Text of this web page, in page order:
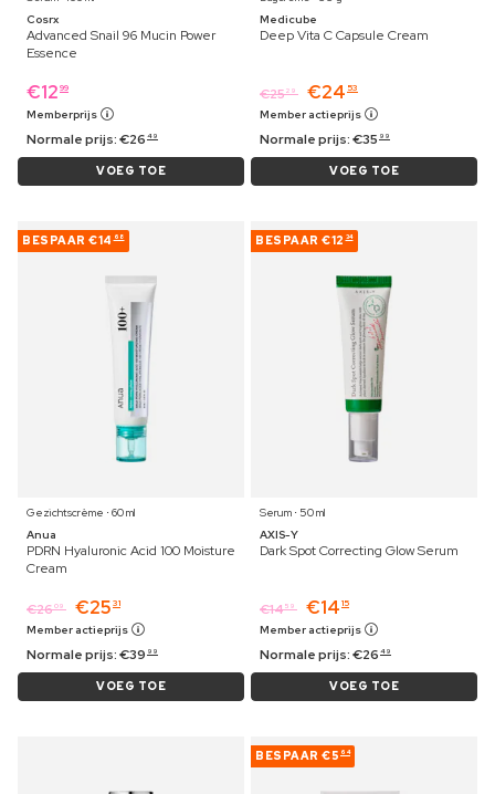
Cosrx
Advanced Snail 96 Mucin Power
Essence
€12 99
Memberprijs
Normale prijs:€26 49
VOEG TOE
Medicube
Deep Vita C Capsule Cream
€2529 €24 53
Member actieprijs
Normale prijs:€35 99
VOEG TOE
BESPAAR €14 68
Gezichtscrème ⋅ 60 ml
Anua
PDRN Hyaluronic Acid 100 Moisture
Cream
€2609 €25 31
Member actieprijs
Normale prijs:€39 99
VOEG TOE
BESPAAR €12 34
Serum ⋅ 50 ml
AXIS-Y
Dark Spot Correcting Glow Serum
€1459 €14 15
Member actieprijs
Normale prijs:€26 49
VOEG TOE
BESPAAR €5 64